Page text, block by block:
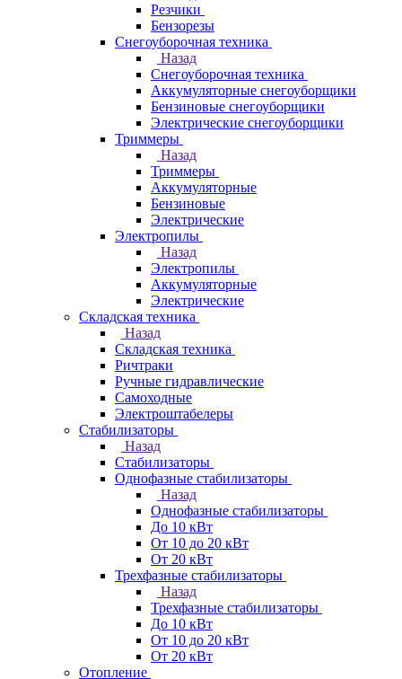
Резчики
Бензорезы
Снегоуборочная техника
Назад
Снегоуборочная техника
Аккумуляторные снегоуборщики
Бензиновые снегоуборщики
Электрические снегоуборщики
Триммеры
Назад
Триммеры
Аккумуляторные
Бензиновые
Электрические
Электропилы
Назад
Электропилы
Аккумуляторные
Электрические
Складская техника
Назад
Складская техника
Ричтраки
Ручные гидравлические
Самоходные
Электроштабелеры
Стабилизаторы
Назад
Стабилизаторы
Однофазные стабилизаторы
Назад
Однофазные стабилизаторы
До 10 кВт
От 10 до 20 кВт
От 20 кВт
Трехфазные стабилизаторы
Назад
Трехфазные стабилизаторы
До 10 кВт
От 10 до 20 кВт
От 20 кВт
Отопление